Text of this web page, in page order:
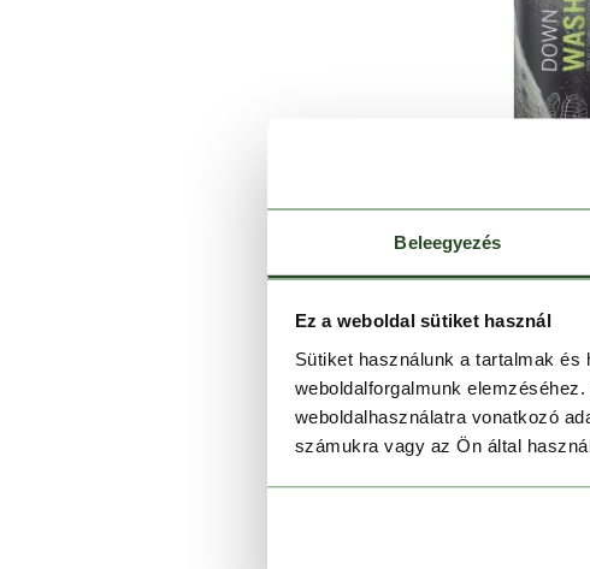
Beleegyezés
Ez a weboldal sütiket használ
Sütiket használunk a tartalmak
weboldalforgalmunk
weboldalhasználatra vonatkozó
számukra vagy az Ön által
Grangers Down
3 490